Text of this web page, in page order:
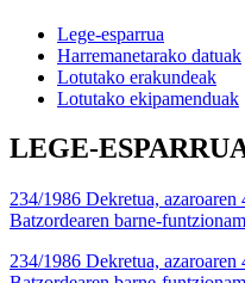
Lege-esparrua
Harremanetarako datuak
Lotutako erakundeak
Lotutako ekipamenduak
LEGE-
234/1986 Dekretua, azaroaren
Batzordearen barne-
234/1986 Dekretua, azaroaren